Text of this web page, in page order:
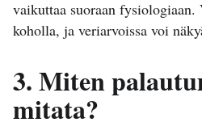
vaikuttaa suoraan fysiologiaan.
koholla, ja veriarvoissa voi
3. Miten
mitata?